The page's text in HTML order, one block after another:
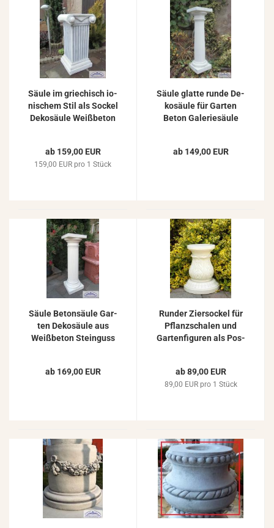
Säule im grie­chisch io­
ni­schem Stil als So­ckel
De­ko­säu­le Weiß­be­ton
ab 159,00 EUR
159,00 EUR pro 1 Stück
Säule glat­te runde De­
ko­säu­le für Gar­ten
Beton Ga­le­rie­säu­le
ab 149,00 EUR
Säule Be­ton­säu­le Gar­
ten De­ko­säu­le aus
Weiß­be­ton Stein­guss
ab 169,00 EUR
Run­der Zier­so­ckel für
Pflanz­scha­len und
Gar­ten­fi­gu­ren als Pos­
ab 89,00 EUR
89,00 EUR pro 1 Stück